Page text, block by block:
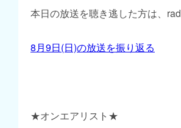
本日の放送を聴き逃した方は、
8月9日(日)の放送を振り返る
★オンエアリスト★